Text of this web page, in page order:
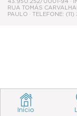
Início
RUA TOMÁS
PAULO · TELEFONE: